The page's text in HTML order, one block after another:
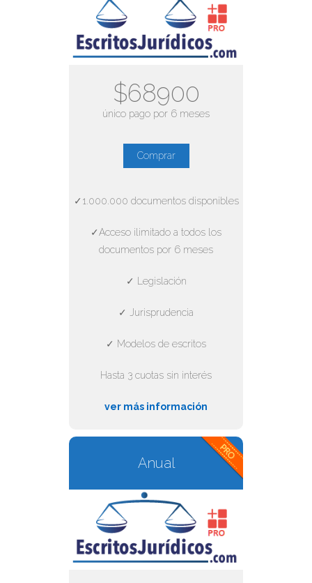
$68900
único pago por 6 meses
Comprar
✓1.000.000 documentos disponibles
✓Acceso ilimitado a todos los
documentos por 6 meses
✓ Legislación
✓ Jurisprudencia
✓ Modelos de escritos
Hasta 3 cuotas sin interés
ver más información
Anual